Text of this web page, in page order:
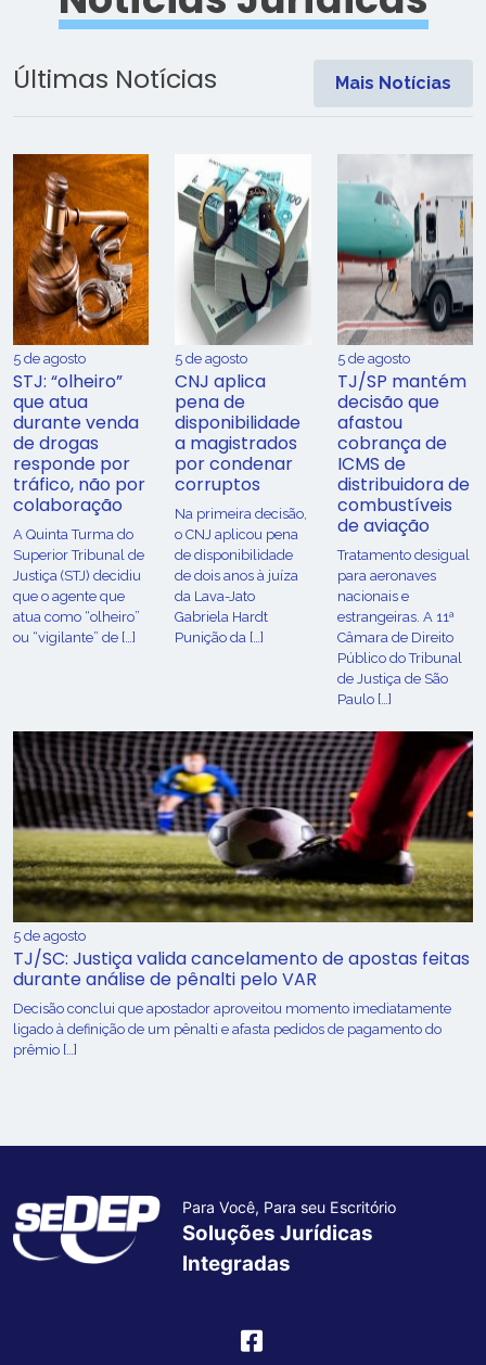
Últimas Notícias Mais Notícias
5 de agosto
STJ: “olheiro”
que atua
durante venda
de drogas
responde por
tráfico, não por
colaboração
A Quinta Turma do
Superior Tribunal de
Justiça (STJ) decidiu
que o agente que
atua como “olheiro”
ou “vigilante” de […]
5 de agosto
CNJ aplica
pena de
disponibilidade
a magistrados
por condenar
corruptos
Na primeira decisão,
o CNJ aplicou pena
de disponibilidade
de dois anos à juíza
da Lava-Jato
Gabriela Hardt
Punição da […]
5 de agosto
TJ/SP mantém
decisão que
afastou
cobrança de
ICMS de
distribuidora de
combustíveis
de aviação
Tratamento desigual
para aeronaves
nacionais e
estrangeiras. A 11ª
Câmara de Direito
Público do Tribunal
de Justiça de São
Paulo […]
5 de agosto
TJ/SC: Justiça valida cancelamento de apostas feitas
durante análise de pênalti pelo VAR
Decisão conclui que apostador aproveitou momento imediatamente
ligado à definição de um pênalti e afasta pedidos de pagamento do
prêmio […]
Para Você, Para seu Escritório
Soluções Jurídicas
Integradas